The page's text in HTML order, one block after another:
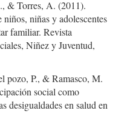
& Torres, A. (2011).
niñas y adolescentes
familiar. Revista
Niñez y Juventud,
pozo, P., & Ramasco, M.
social como
desigualdades en salud en